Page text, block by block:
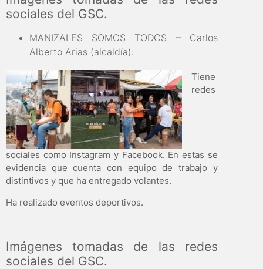
sociales del GSC.
MANIZALES SOMOS TODOS – Carlos
Alberto Arias (alcaldía):
Tiene
redes
sociales como Instagram y Facebook. En estas se
evidencia que cuenta con equipo de trabajo y
distintivos y que ha entregado volantes.
Ha realizado eventos deportivos.
Imágenes tomadas de las redes
sociales del GSC.